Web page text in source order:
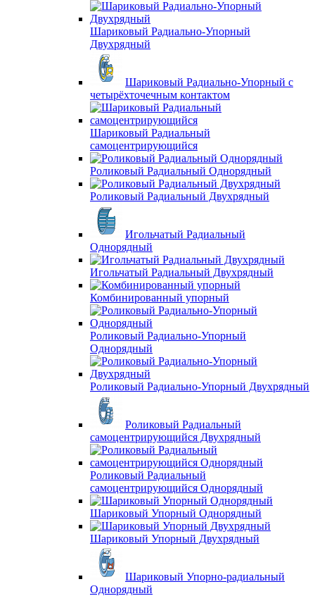
Шариковый Радиально-Упорный
Двухрядный
Шариковый Радиально-Упорный с
четырёхточечным контактом
Шариковый Радиальный
самоцентрирующийся
Роликовый Радиальный Однорядный
Роликовый Радиальный Двухрядный
Игольчатый Радиальный
Однорядный
Игольчатый Радиальный Двухрядный
Комбинированный упорный
Роликовый Радиально-Упорный
Однорядный
Роликовый Радиально-Упорный Двухрядный
Роликовый Радиальный
самоцентрирующийся Двухрядный
Роликовый Радиальный
самоцентрирующийся Однорядный
Шариковый Упорный Однорядный
Шариковый Упорный Двухрядный
Шариковый Упорно-радиальный
Однорядный